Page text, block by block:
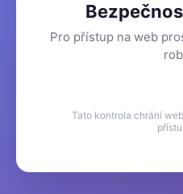
Pro přístup na web
Tato kontrola chrání